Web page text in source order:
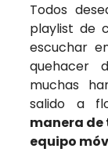
Todos
playlist de
escuchar
quehacer
muchas
salido a
manera de
equipo